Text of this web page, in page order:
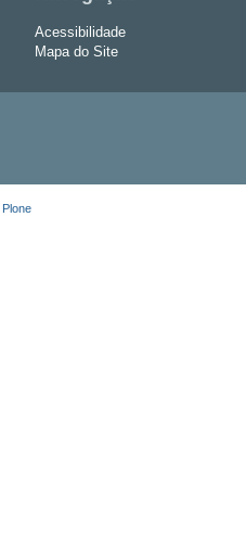
Acessibilidade
Mapa do Site
Plone